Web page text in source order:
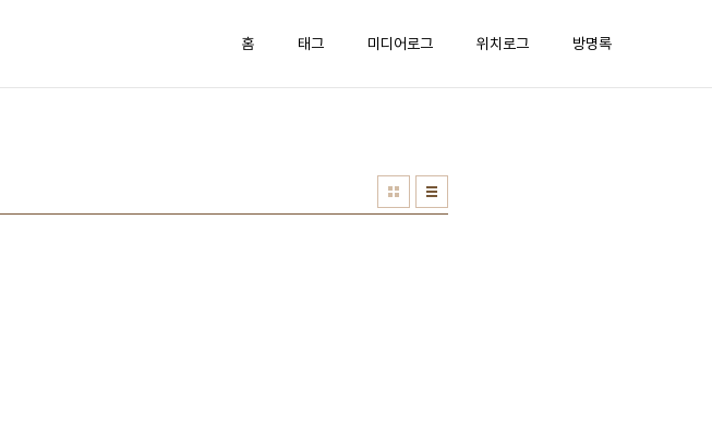
홈 태그 미디어로그 위치로그 방명록